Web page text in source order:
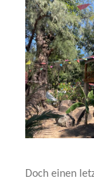
Doch einen